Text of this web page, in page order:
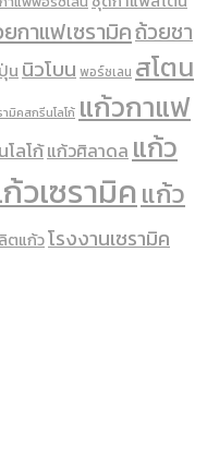
กาแฟเซรามิคถ้วยชา
น นิวโบน พอร์ซเลน สโตน
ามิคสกรีนโลโก้ แก้วกาแฟ
ลโก้แก้วศิลาดล แก้ว
วเซรามิคแก้ว
ตแก้วโรงงานเซรามิค